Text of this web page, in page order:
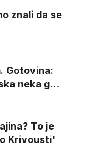
znali da se
neka g…
To je
Krivousti'